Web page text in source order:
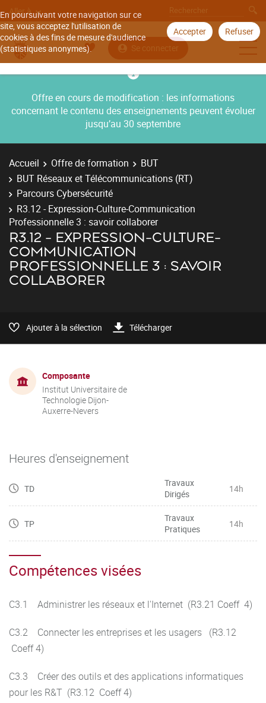
En poursuivant votre navigation sur ce
site, vous acceptez l'utilisation de
cookies à des fins de mesure d'audience
(statistiques anonymes).
Accepter Refuser
Aller à
Se connecter
Offre en cours de modification : les informations
concernant le contenu des enseignements peuvent évoluer
jusqu’au 30 septembre
Accueil Offre de formation
BUT
BUT Réseaux et Télécommunications (RT)
Parcours Cybersécurité
R3.12 - Expression-Culture-Communication
Professionnelle 3 : savoir collaborer
R3.12 - EXPRESSION-CULTURE-
COMMUNICATION
PROFESSIONNELLE 3 : SAVOIR
COLLABORER
Ajouter à la sélection Télécharger
Composante
Institut Universitaire de
Technologie Dijon-
Auxerre-Nevers
Heures d'enseignement
TD
Travaux
Dirigés
14h
TP
Travaux
Pratiques
14h
Compétences visées
C3.1 Administrer les réseaux et l'Internet (R3.21 Coeff 4)
C3.2 Connecter les entreprises et les usagers (R3.12
Coeff 4)
C3.3 Créer des outils et des applications informatiques
pour les R&T (R3.12 Coeff 4)